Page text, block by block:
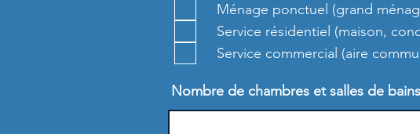
Ménage ponctuel (grand
Service résidentiel (maison,
Service commercial (aire
Nombre de chambres et salles de